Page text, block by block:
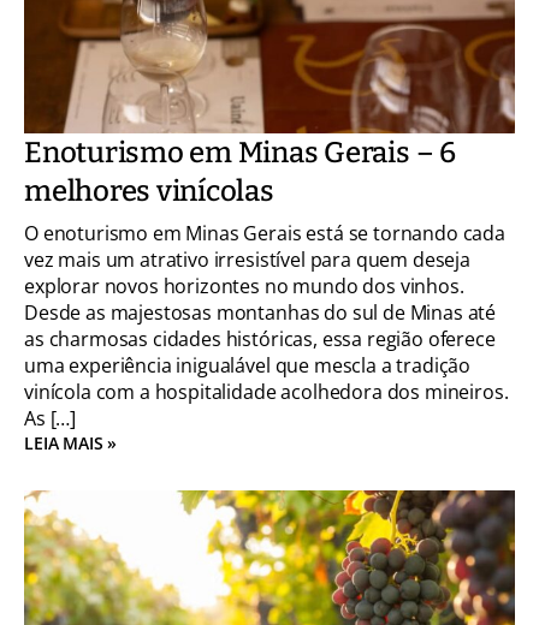
Enoturismo em Minas Gerais – 6
melhores vinícolas
O enoturismo em Minas Gerais está se tornando cada
vez mais um atrativo irresistível para quem deseja
explorar novos horizontes no mundo dos vinhos.
Desde as majestosas montanhas do sul de Minas até
as charmosas cidades históricas, essa região oferece
uma experiência inigualável que mescla a tradição
vinícola com a hospitalidade acolhedora dos mineiros.
As […]
LEIA MAIS »